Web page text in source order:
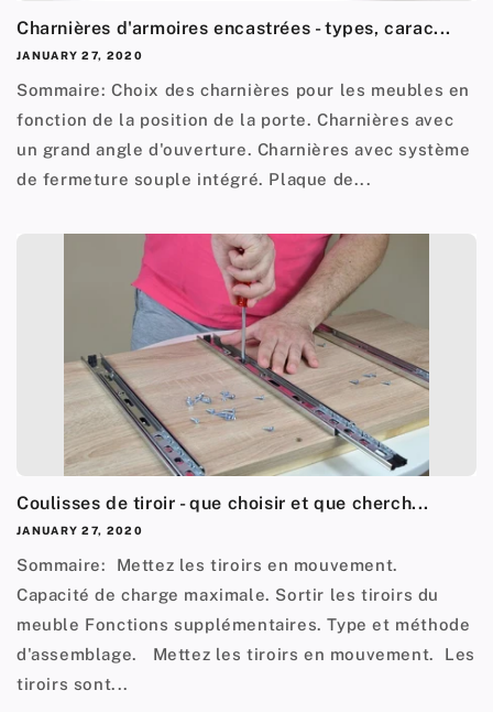
Charnières d'armoires encastrées - types, carac...
JANUARY 27, 2020
Sommaire: Choix des charnières pour les meubles en
fonction de la position de la porte. Charnières avec
un grand angle d'ouverture. Charnières avec système
de fermeture souple intégré. Plaque de...
Coulisses de tiroir - que choisir et que cherch...
JANUARY 27, 2020
Sommaire: Mettez les tiroirs en mouvement.
Capacité de charge maximale. Sortir les tiroirs du
meuble Fonctions supplémentaires. Type et méthode
d'assemblage. Mettez les tiroirs en mouvement. Les
tiroirs sont...